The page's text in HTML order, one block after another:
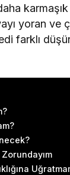
yoran ve
farklı